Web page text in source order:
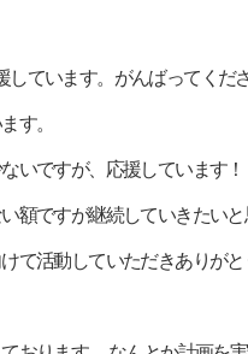
ています。がんばってくだ
す。
いですが、応援しています！
額ですが継続していきたい
て活動していただきありが